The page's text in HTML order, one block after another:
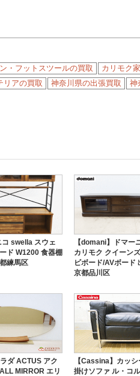
・フットスツールの買取 カリモク
リアの買取 神奈川県の出張買取
神
コ swella スウェ
ド W1200 食器棚
練馬区
【domani】ドマ
カリモク クイーン
ビボード/AVボード
京都品川区
ダ ACTUS アク
MIRROR エリ
【Cassina】カッ
掛けソファ ル・コ